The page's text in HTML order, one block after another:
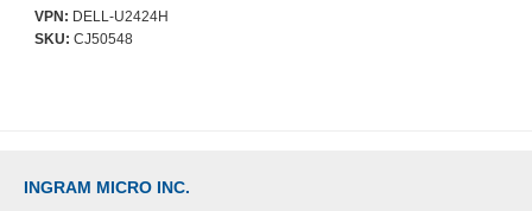
(23,8 Zoll) Viewable -
IPS-Technologie (In-
250 cd/m² Helligkeit - 5
VPN: DELL-U2424H
SKU: CJ50548
INGRAM MICRO INC.